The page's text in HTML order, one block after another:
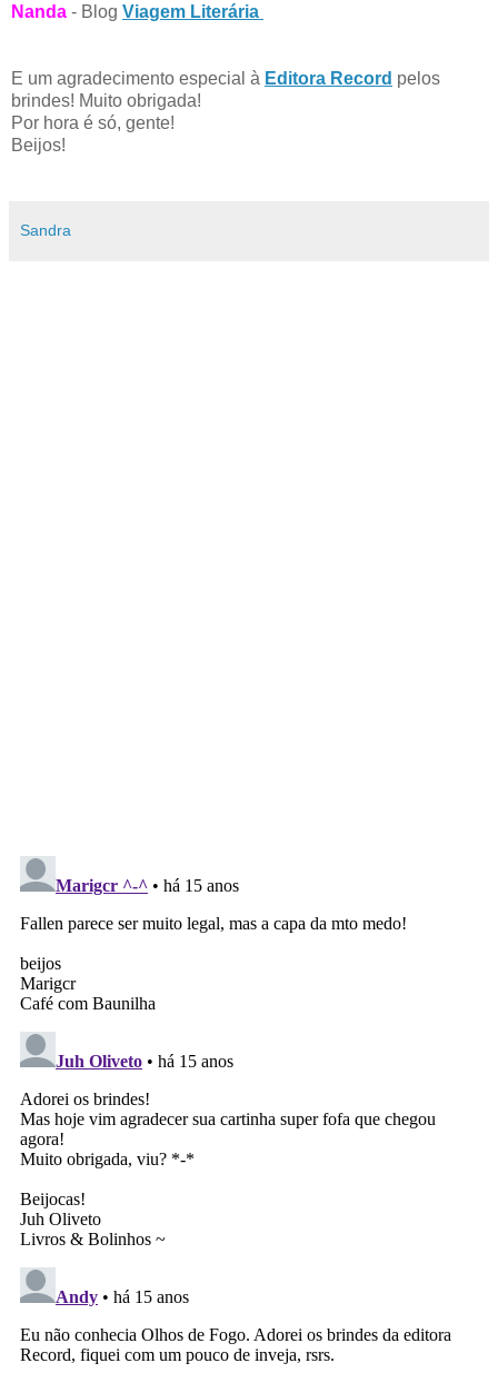
Nanda - Blog Viagem Literária
E um agradecimento especial à Editora Record pelos
brindes! Muito obrigada!
Por hora é só, gente!
Beijos!
Sandra